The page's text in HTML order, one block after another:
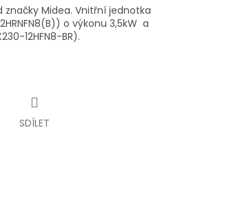
Midea. Vnitřní jednotka
o výkonu 3,5kW a
12HFN8-BR).
SDÍLET